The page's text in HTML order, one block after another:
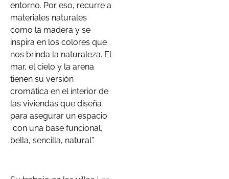
entorno. Por eso, recurre a
materiales naturales
como la madera y se
inspira en los colores que
nos brinda la naturaleza. El
mar, el cielo y la arena
tienen su versión
cromática en el interior de
las viviendas que diseña
para asegurar un espacio
“con una base funcional,
bella, sencilla, natural”.